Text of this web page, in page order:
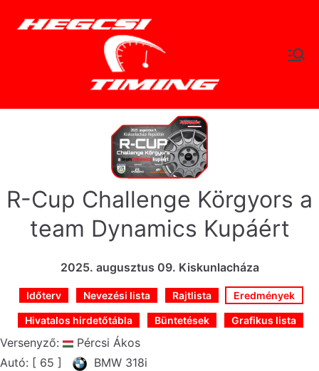
hegc
sitimi
Időtlen Idők
R-Cup Challenge Körgyors a
team Dynamics Kupáért
2025. augusztus 09. Kiskunlacháza
Időterv Nevezési lista Rajtlista Eredmények
Hivatalos hirdetőtábla Büntetések Grafikus lista
Versenyző:
Pércsi Ákos
Autó: [ 65 ]
BMW 318i